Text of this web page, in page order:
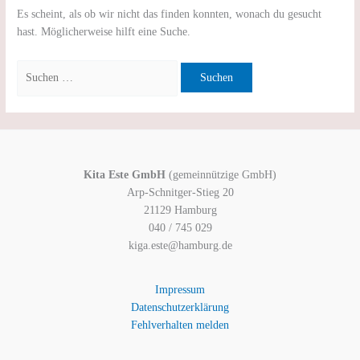
Es scheint, als ob wir nicht das finden konnten, wonach du gesucht
hast. Möglicherweise hilft eine Suche.
Kita Este GmbH (gemeinnützige GmbH)
Arp-Schnitger-Stieg 20
21129 Hamburg
040 / 745 029
kiga.este@hamburg.de
Impressum
Datenschutzerklärung
Fehlverhalten melden